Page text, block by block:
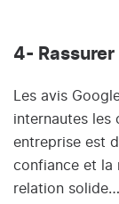
4-
Les avis
internautes les
entreprise est
confiance et la
relation